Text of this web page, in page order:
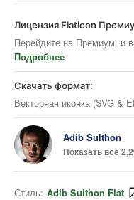
Лицензия Flaticon
Перейдите на Премиум, и
Подробнее
Скачать формат:
Векторная иконка (SVG &
Adib Sulthon
Показать все
Стиль: Adib Sulthon Flat